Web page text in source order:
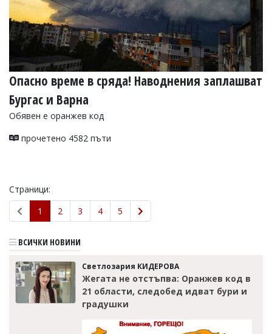
Опасно време в сряда! Наводнения заплашват
Бургас и Варна
Обявен е оранжев код
прочетено 4582 пъти
Страници:
1
2 3 4 5
ВСИЧКИ НОВИНИ
Светлозария КИДЕРОВА
Жегата не отстъпва: Оранжев код в
21 области, следобед идват бури и
градушки